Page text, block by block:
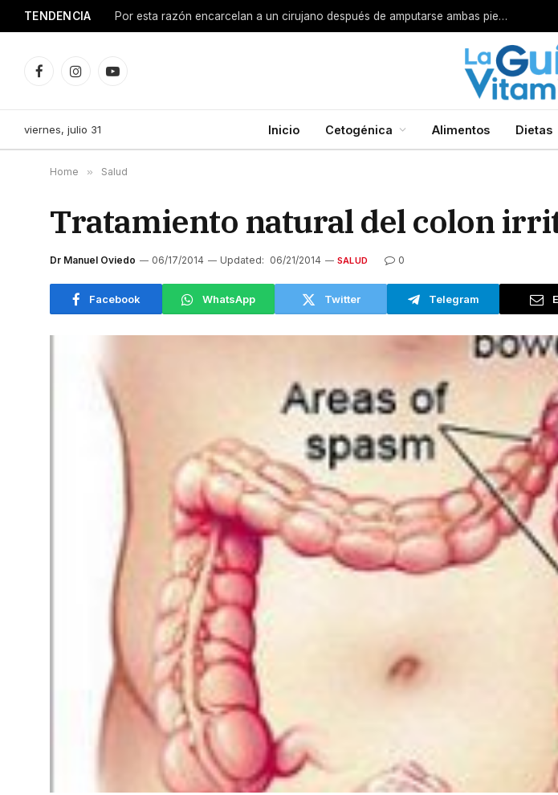
TENDENCIA Por esta razón encarcelan a un cirujano después de amputarse ambas piernas
FacebookInstagramYouTube
viernes, julio 31 Inicio Cetogénica Alimentos Dietas
Home » Salud
Tratamiento natural del colon
Dr Manuel Oviedo 06/17/2014 Updated: 06/21/2014 SALUD 0
Facebook WhatsApp Twitter Telegram